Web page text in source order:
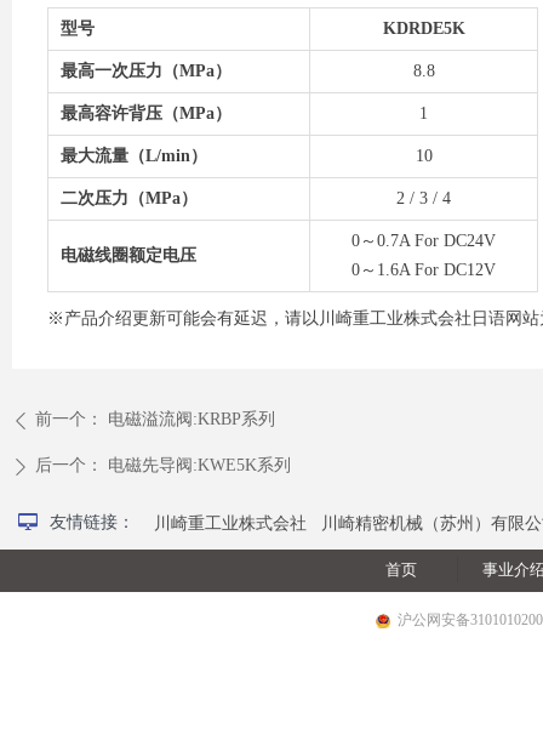
型号 KDRDE5K
最高一次压力（MPa） 8.8
最高容许背压（MPa） 1
最大流量（L/min） 10
二次压力（MPa） 2 / 3 / 4
电磁线圈额定电压
0～0.7A For DC24V
0～1.6A For DC12V
※产品介绍更新可能会有延迟，请以川崎重工业株式会社日语网站
ꄴ 前一个： 电磁溢流阀:KRBP系列
ꄲ 后一个： 电磁先导阀:KWE5K系列
首页 事业介
川崎重工业株式会社 川崎精密机械（苏州）有限
友情链接：
넡
沪公网安备